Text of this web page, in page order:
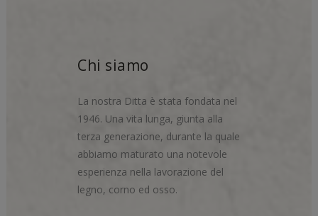
Chi siamo
La nostra Ditta è stata fondata nel
1946. Una vita lunga, giunta alla
terza generazione, durante la quale
abbiamo maturato una notevole
esperienza nella lavorazione del
legno, corno ed osso.